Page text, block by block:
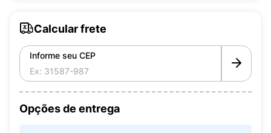
Calcular frete
Informe seu CEP
Opções de entrega